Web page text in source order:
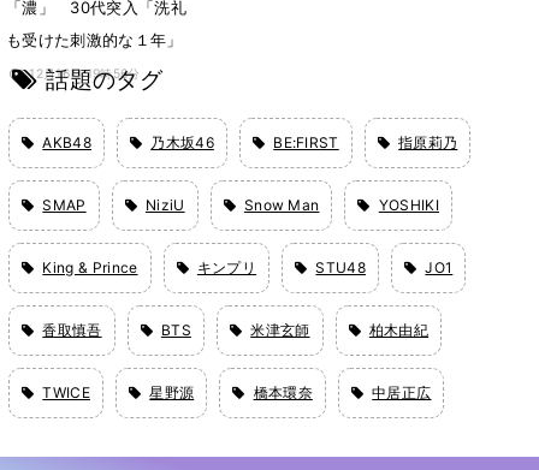
「濃」 30代突入「洗礼
も受けた刺激的な１年」
12月16日 19時56分
話題のタグ
AKB48 乃木坂46 BE:FIRST 指原莉乃
SMAP NiziU Snow Man YOSHIKI
King & Prince キンプリ STU48 JO1
香取慎吾 BTS 米津玄師 柏木由紀
TWICE 星野源 橋本環奈 中居正広